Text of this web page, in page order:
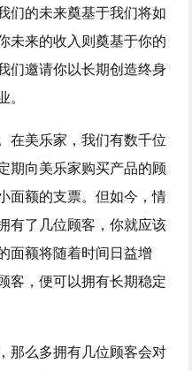
们的未来奠基于我们将如
未来的收入则奠基于你的
们邀请你以长期创造终身
在美乐家，我们有数千位
期向美乐家购买产品的顾
面额的支票。但如今，情
有了几位顾客，你就应该
面额将随着时间日益增
客，便可以拥有长期稳定
那么多拥有几位顾客会对